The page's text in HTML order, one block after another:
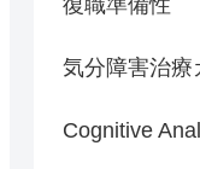
気分障害治療
Cognitive